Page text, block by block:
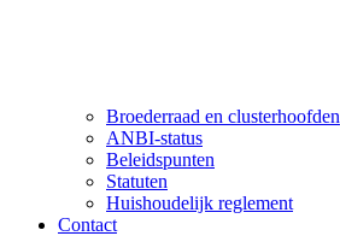
Broederraad en clusterhoofden
ANBI-status
Beleidspunten
Statuten
Huishoudelijk reglement
Contact